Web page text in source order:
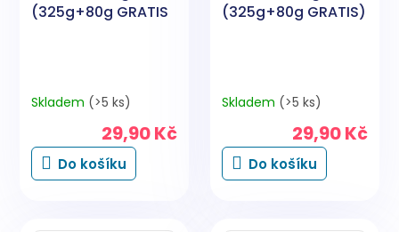
(325g+80g GRATIS
Skladem (>5 ks)
29,90 Kč
Do košíku
(325g+80g GRATIS)
Skladem (>5 ks)
29,90 Kč
Do košíku